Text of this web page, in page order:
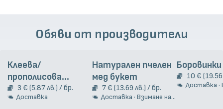
Обяви от производители
Клеева/
прополисова
тинктура, 20 мл
3 € (5.87 лв.) / бр.
Доставка
Натурален пчелен
мед букет
7 € (13.69 лв.) / бр.
Доставка · Взимане на място
Боровинки
10 €
Доставка ·